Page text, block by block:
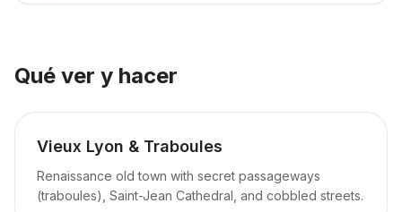
Qué ver y hacer
Vieux Lyon & Traboules
Renaissance old town with secret passageways
(traboules), Saint-Jean Cathedral, and cobbled streets.